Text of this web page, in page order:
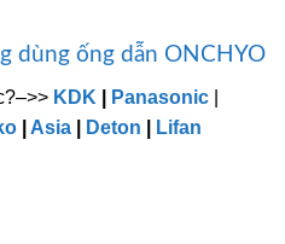
dùng ống dẫn ONCHYO
KDK Panasonic
Asia Deton Lifan